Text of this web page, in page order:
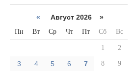
« Август 2026 »
Пн Вт Ср Чт Пт Сб Вс
1 2
3 4 5 6 7 8 9